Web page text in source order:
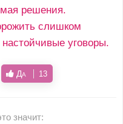
решения.
слишком
уговоры.
Да 13
значит: